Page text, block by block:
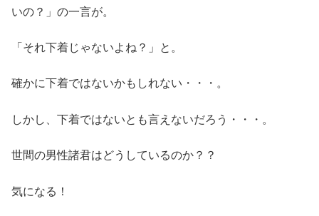
いの？」の一言が。
「それ下着じゃないよね？」と。
確かに下着ではないかもしれない・・・。
しかし、下着ではないとも言えないだろう・・・。
世間の男性諸君はどうしているのか？？
気になる！